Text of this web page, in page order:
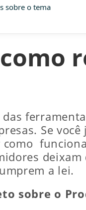
sobre o tema
das
Se
a lei.
sobre o